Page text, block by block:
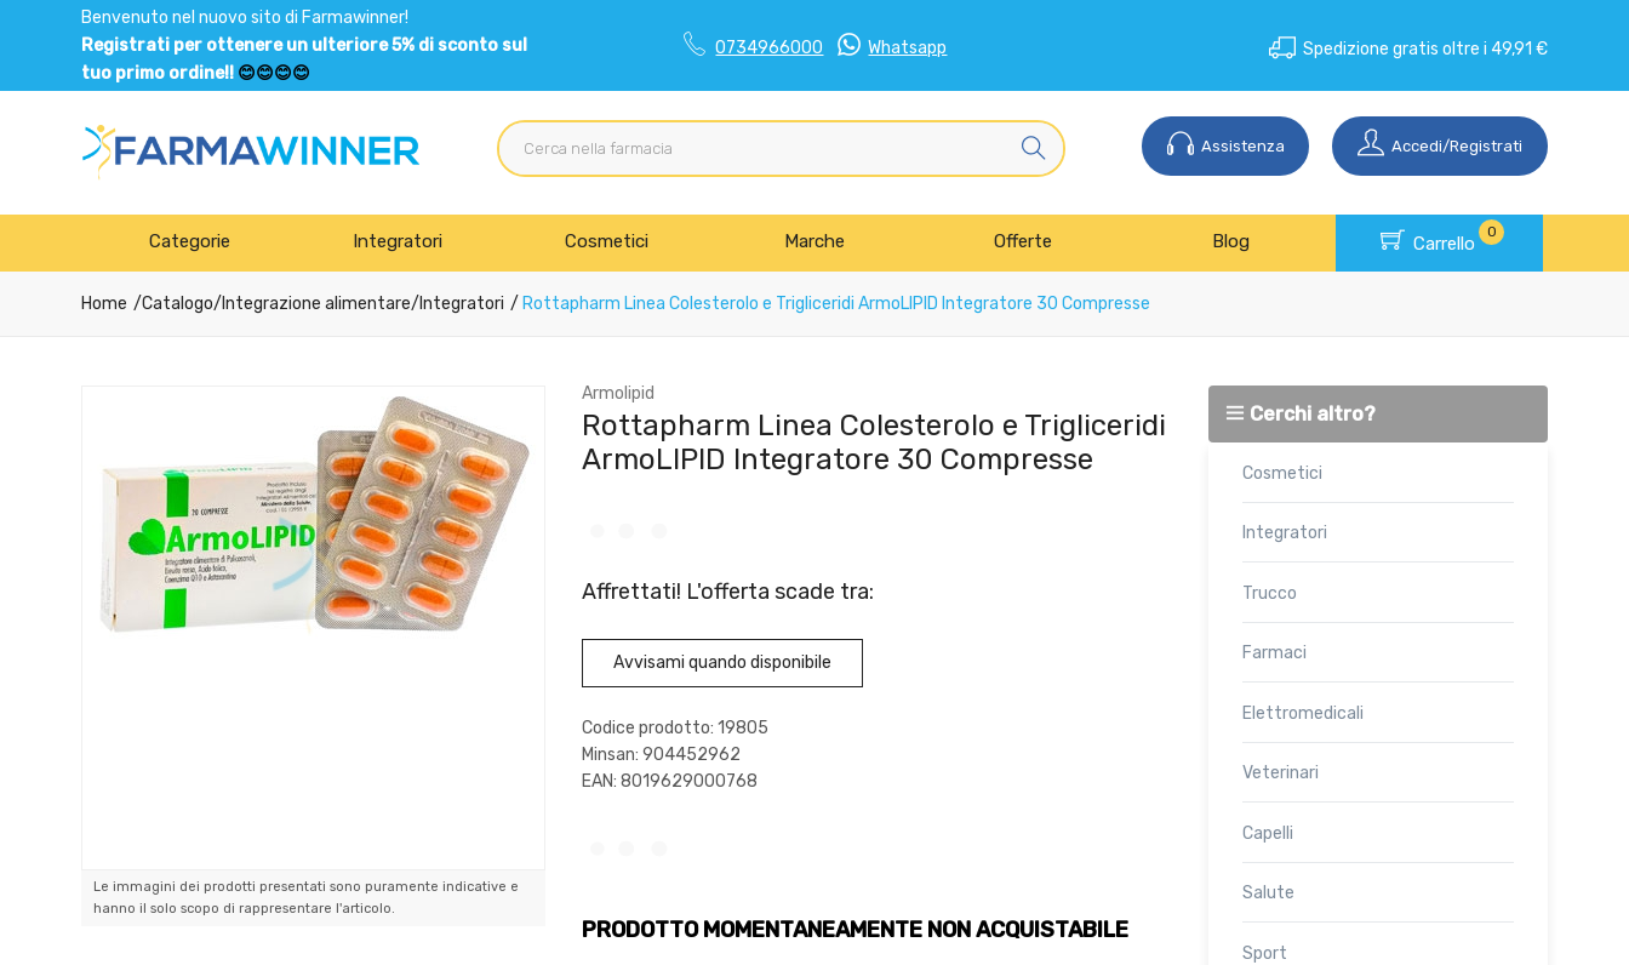
Benvenuto nel nuovo sito di Farmawinner!
Registrati per ottenere un ulteriore 5% di sconto sul
tuo primo ordine!! 😊😊😊😊
0734966000 Whatsapp Spedizione gratis oltre i 49,91 €
Assistenza Accedi/Registrati
Categorie Integratori Cosmetici Marche Offerte Blog Carrello
0
Home Catalogo/ Integrazione alimentare/ Integratori Rottapharm Linea Colesterolo e Trigliceridi ArmoLIPID Integratore 30 Compresse
Le immagini dei prodotti presentati sono puramente indicative e
hanno il solo scopo di rappresentare l'articolo.
Armolipid
Rottapharm Linea Colesterolo e Trigliceridi
ArmoLIPID Integratore 30 Compresse
Affrettati! L'offerta scade tra:
Avvisami quando disponibile
Codice prodotto: 19805
Minsan:904452962
EAN: 8019629000768
PRODOTTO MOMENTANEAMENTE NON ACQUISTABILE
Cerchi altro?
Cosmetici
Integratori
Trucco
Farmaci
Elettromedicali
Veterinari
Capelli
Salute
Sport